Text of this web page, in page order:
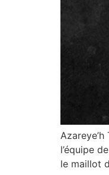
l’équipe
le maillot